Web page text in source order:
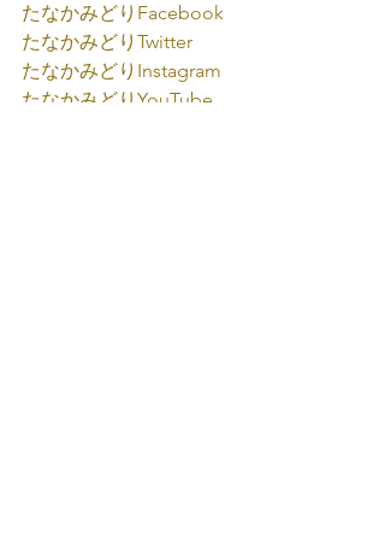
たなかみどり Facebook
たなかみどり Twitter
たなかみどり Instagram
たなかみどり YouTube